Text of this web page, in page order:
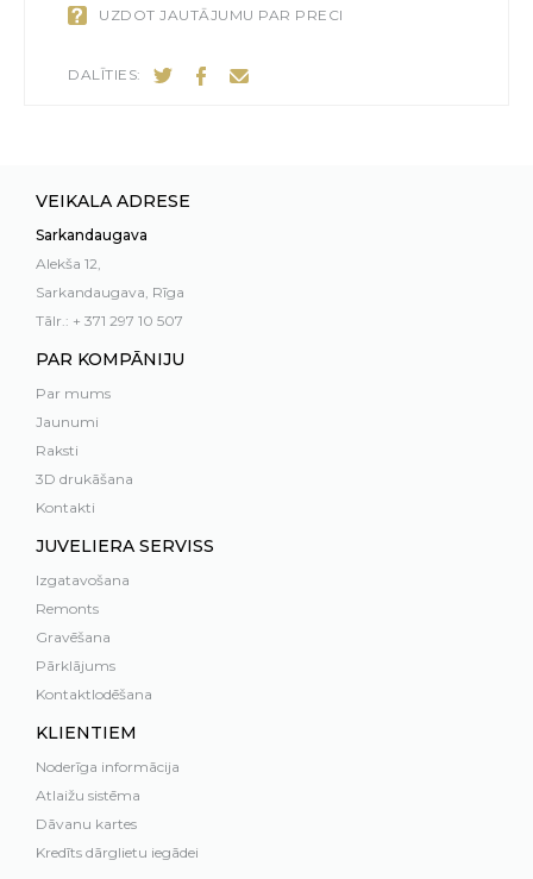
UZDOT JAUTĀJUMU PAR PRECI
DALĪTIES:
VEIKALA ADRESE
Sarkandaugava
Alekša 12,
Sarkandaugava, Rīga
Tālr.: + 371 297 10 507
PAR KOMPĀNIJU
Par mums
Jaunumi
Raksti
3D drukāšana
Kontakti
JUVELIERA SERVISS
Izgatavošana
Remonts
Gravēšana
Pārklājums
Kontaktlodēšana
KLIENTIEM
Noderīga informācija
Atlaižu sistēma
Dāvanu kartes
Kredīts dārglietu iegādei